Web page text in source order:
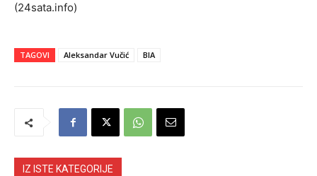
(24sata.info)
TAGOVI Aleksandar Vučić BIA
IZ ISTE KATEGORIJE